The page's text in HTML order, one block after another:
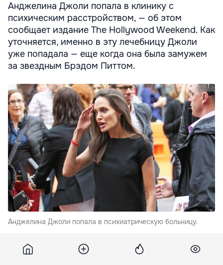
Анджелина Джоли попала в клинику с
психическим расстройством, — об этом
сообщает издание The Hollywood Weekend. Как
уточняется, именно в эту лечебницу Джоли
уже попадала — еще когда она была замужем
за звездным Брэдом Питтом.
Анджелина Джоли попала в психиатрическую больницу.
Тогда у актрисы была навязчивая мысль, что она